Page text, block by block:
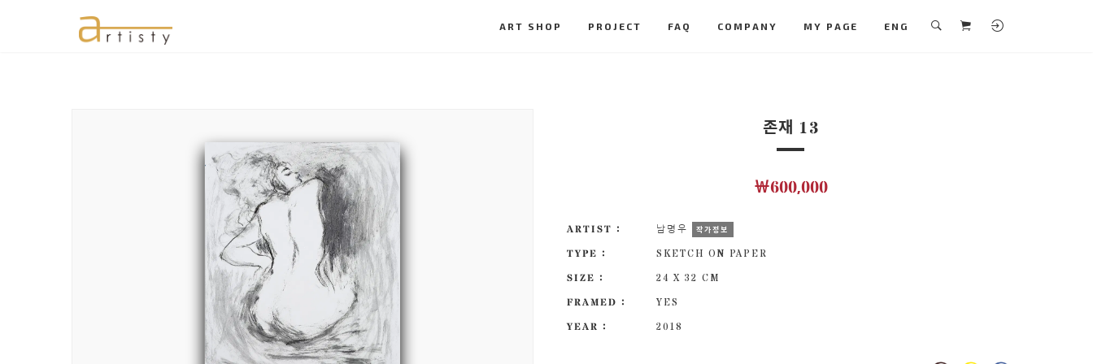
ART SHOP PROJECT FAQ COMPANY MY PAGE ENG
존재 13
￦600,000
ARTIST : 남명우 작가정보
TYPE :
SKETCH ON PAPER
SIZE :
24 X 32 CM
FRAMED :
YES
YEAR :
2018